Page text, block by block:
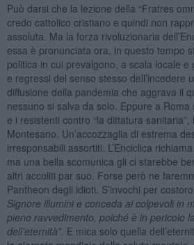
Può darsi che la lezione della “Fratres
credo cattolico cristiano e quindi non
assoluta. Ma la forza rivoluzionaria
essa è pronunciata ora, in questo tempo
politica in cui prevalgono, a scala locale e
e regressi del senso stesso dell’incedere
diffusione della pandemia che aggrava il
nessuno si salva da solo. Eppure a
e i resistenti contro “la dittatura
Montesano. Un’accozzaglia di estrema
irresponsabili assortiti. L’Enciclica
ma una bella scomunica gli ci starebbe
altri accoliti par suo. Forse però ne
Pantheon degli idioti. S’invochi per
Signore illumini e conceda ai colpevoli in
pieno ravvedimento, poiché è in pericolo
dell’eternità”. E mica solo quella